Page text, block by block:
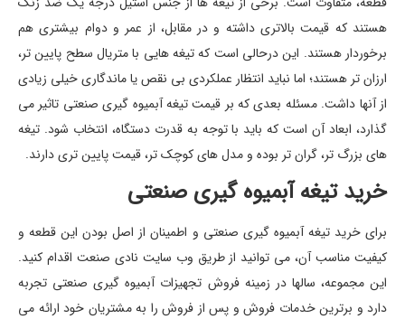
هستند که قیمت بالاتری داشته و در مقابل، از عمر و دوام بیشتری هم
برخوردار هستند. این درحالی است که تیغه هایی با متریال سطح پایین تر،
ارزان تر هستند؛ اما نباید انتظار عملکردی بی نقص یا ماندگاری خیلی زیادی
از آنها داشت. مسئله بعدی که بر قیمت تیغه آبمیوه گیری صنعتی تاثیر می
گذارد، ابعاد آن است که باید با توجه به قدرت دستگاه، انتخاب شود. تیغه
های بزرگ تر، گران تر بوده و مدل های کوچک تر، قیمت پایین تری دارند.
خرید تیغه آبمیوه گیری صنعتی
برای خرید تیغه آبمیوه گیری صنعتی و اطمینان از اصل بودن این قطعه و
کیفیت مناسب آن، می توانید از طریق وب سایت نادی صنعت اقدام کنید.
این مجموعه، سالها در زمینه فروش تجهیزات آبمیوه گیری صنعتی تجربه
دارد و برترین خدمات فروش و پس از فروش را به مشتریان خود ارائه می